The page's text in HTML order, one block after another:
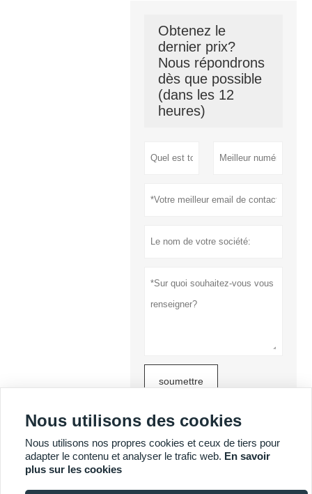
Obtenez le
dernier prix?
Nous répondrons
dès que possible
(dans les 12
heures)
soumettre
Politique de
confidentialité
PLUS DE SERVICES
Nous utilisons des cookies
Nous utilisons nos propres cookies et ceux de tiers pour
adapter le contenu et analyser le trafic web. En savoir
plus sur les cookies